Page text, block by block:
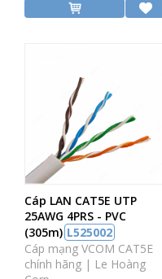
Cáp LAN CAT5E UTP
25AWG 4PRS - PVC
(305m) L525002
Cáp mạng VCOM CAT5E
chính hãng | Le Hoàng